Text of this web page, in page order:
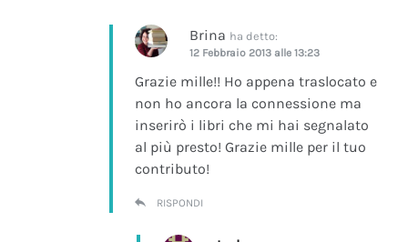
Brina ha detto:
12 Febbraio 2013 alle 13:23
Grazie mille!! Ho appena traslocato e
non ho ancora la connessione ma
inserirò i libri che mi hai segnalato
al più presto! Grazie mille per il tuo
contributo!
RISPONDI